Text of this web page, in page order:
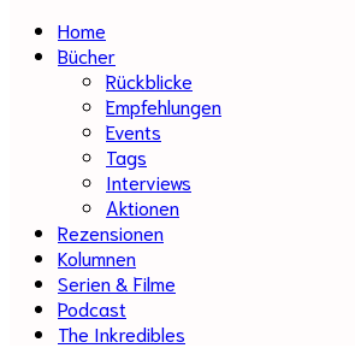
Home
Bücher
Rückblicke
Empfehlungen
Events
Tags
Interviews
Aktionen
Rezensionen
Kolumnen
Serien & Filme
Podcast
The Inkredibles